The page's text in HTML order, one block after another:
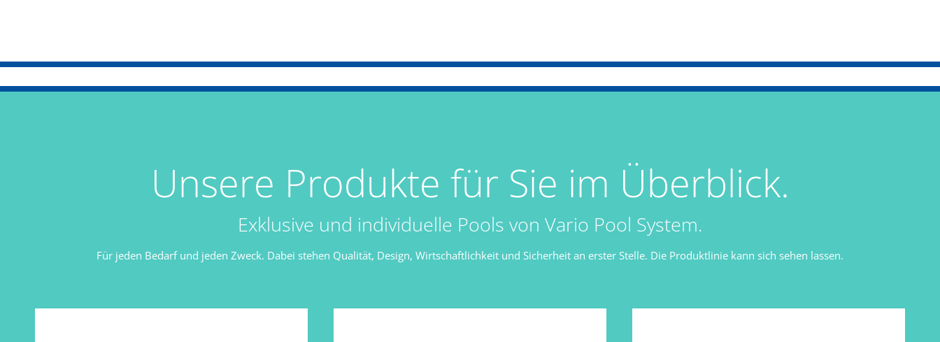
Unsere Produkte für Sie im Überblick.
Exklusive und individuelle Pools von Vario Pool System.
Für jeden Bedarf und jeden Zweck. Dabei stehen Qualität, Design, Wirtschaftlichkeit und Sicherheit an erster Stelle. Die Produktlinie kann sich sehen lassen.